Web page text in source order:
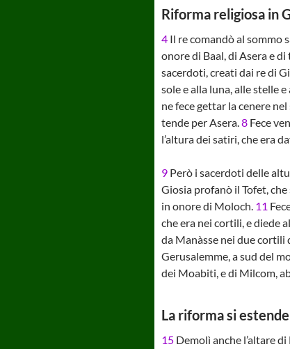
Riforma religiosa in
4 Il re comandò al sommo
onore di Baal, di Asera e
sacerdoti, creati dai re di
sole e alla luna, alle stelle
ne fece gettar la cenere
tende per Asera.8 Fece
l’altura dei satiri, che era
9 Però i sacerdoti delle
Giosia profanò il Tofet,
in onore di Moloch. 11
che era nei cortili, e diede
da Manàsse nei due
Gerusalemme, a sud del
dei Moabiti, e di Milcom,
La riforma si
15 Demolì anche l’altare